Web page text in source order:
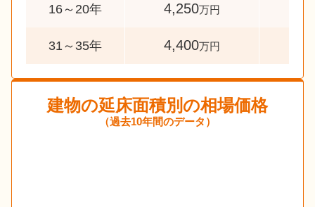
16～20年 4,250万円
31～35年 4,400万円
建物の延床面積別の相場価格
（過去10年間のデータ）